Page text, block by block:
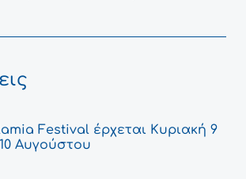
Festival έρχεται Κυριακή 9
Αυγούστου